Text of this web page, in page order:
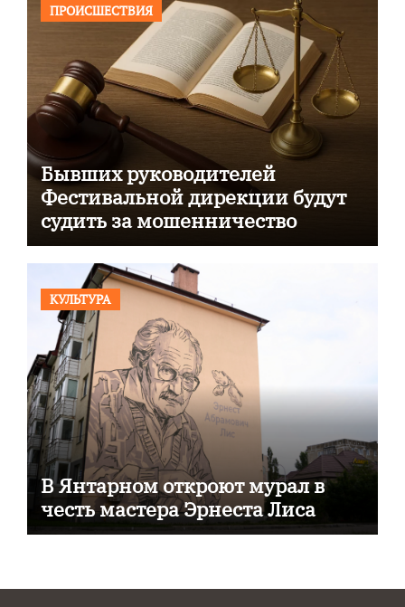
ПРОИСШЕСТВИЯ
Бывших руководителей
Фестивальной дирекции будут
судить за мошенничество
КУЛЬТУРА
В Янтарном откроют мурал в
честь мастера Эрнеста Лиса